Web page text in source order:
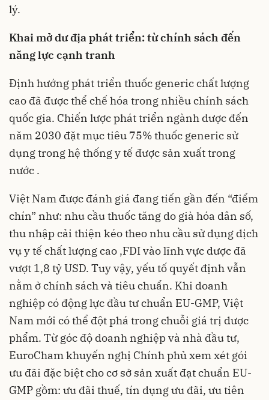
lý.
Khai mở dư địa phát triển: từ chính sách đến
năng lực cạnh tranh
Định hướng phát triển thuốc generic chất lượng
cao đã được thể chế hóa trong nhiều chính sách
quốc gia. Chiến lược phát triển ngành dược đến
năm 2030 đặt mục tiêu 75% thuốc generic sử
dụng trong hệ thống y tế được sản xuất trong
nước .
Việt Nam được đánh giá đang tiến gần đến “điểm
chín” như: nhu cầu thuốc tăng do già hóa dân số,
thu nhập cải thiện kéo theo nhu cầu sử dụng dịch
vụ y tế chất lượng cao ,FDI vào lĩnh vực dược đã
vượt 1,8 tỷ USD. Tuy vậy, yếu tố quyết định vẫn
nằm ở chính sách và tiêu chuẩn. Khi doanh
nghiệp có động lực đầu tư chuẩn EU-GMP, Việt
Nam mới có thể đột phá trong chuỗi giá trị dược
phẩm. Từ góc độ doanh nghiệp và nhà đầu tư,
EuroCham khuyến nghị Chính phủ xem xét gói
ưu đãi đặc biệt cho cơ sở sản xuất đạt chuẩn EU-
GMP gồm: ưu đãi thuế, tín dụng ưu đãi, ưu tiên